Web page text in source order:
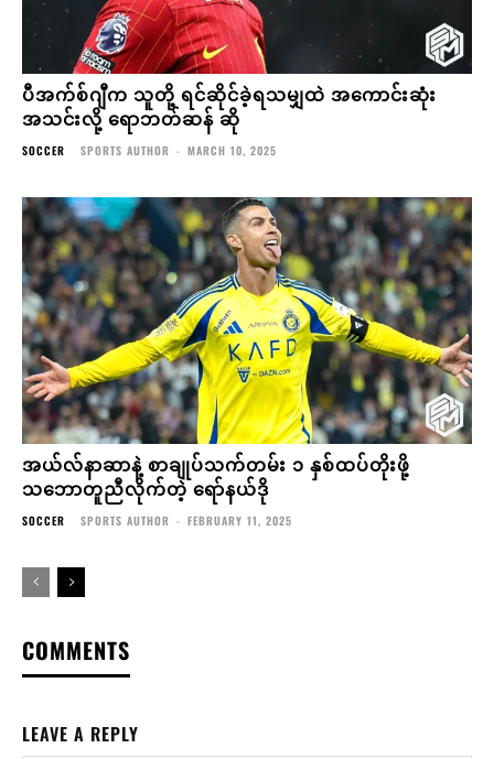
ပီအက်စ်ဂျီက သူတို့ ရင်ဆိုင်ခဲ့ရသမျှထဲ အကောင်းဆုံး
အသင်းလို့ ရောဘတ်ဆန် ဆို
SOCCER SPORTS AUTHOR - MARCH 10, 2025
အယ်လ်နာဆာနဲ့ စာချုပ်သက်တမ်း ၁ နှစ်ထပ်တိုးဖို့
သဘောတူညီလိုက်တဲ့ ရော်နယ်ဒို
SOCCER SPORTS AUTHOR - FEBRUARY 11, 2025
COMMENTS
LEAVE A REPLY